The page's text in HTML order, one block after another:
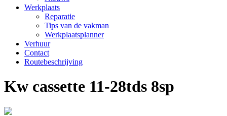
Werkplaats
Reparatie
Tips van de vakman
Werkplaatsplanner
Verhuur
Contact
Routebeschrijving
Kw cassette 11-28tds 8sp